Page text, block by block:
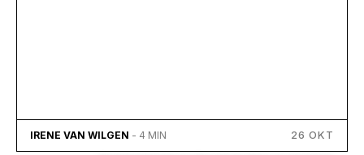
IRENE VAN WILGEN - 4 MIN 26 OKT